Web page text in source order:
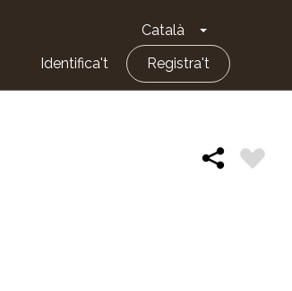
Català Toggle
Identifica't Registra't